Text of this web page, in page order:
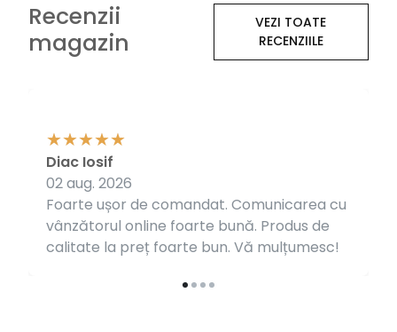
Recenzii
magazin
VEZI TOATE
RECENZIILE
Foarte ușor de comandat. Comunicarea cu
vânzătorul online foarte bună. Produs de
calitate la preț foarte bun. Vă mulțumesc!
Diac Iosif
02 aug. 2026